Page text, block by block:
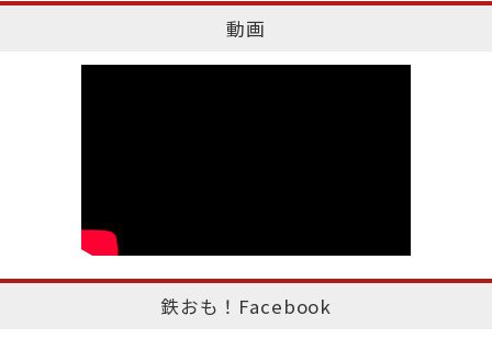
動画
鉄おも！Facebook